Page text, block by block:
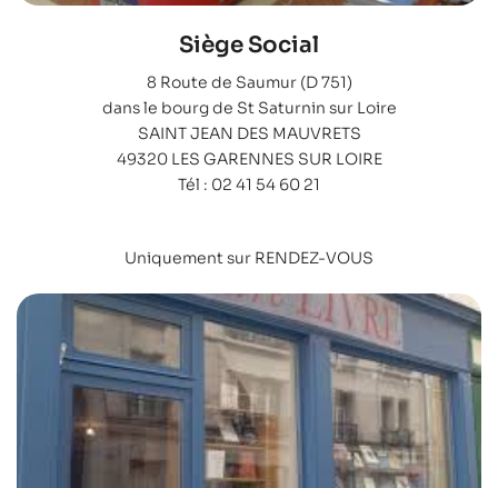
Siège Social
8 Route de Saumur (D 751)
dans le bourg de St Saturnin sur Loire
SAINT JEAN DES MAUVRETS
49320 LES GARENNES SUR LOIRE
Tél : 02 41 54 60 21
Uniquement sur RENDEZ-VOUS